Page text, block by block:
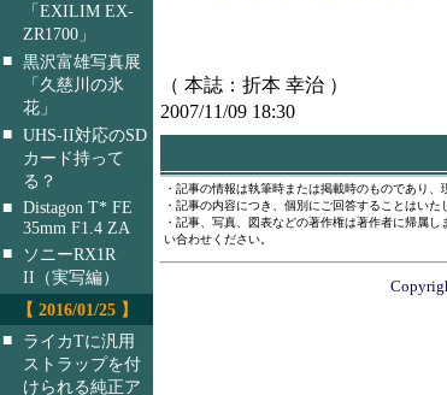
「EXILIM EX-
ZR1700」
■ 黒沢富雄写真展
「久慈川の氷
花」
■ UHS-II対応のSD
カード持って
る？
■ Distagon T* FE
35mm F1.4 ZA
■
ソニーRX1R
II（実写編）
【 2016/01/25 】
■
ライカTに汎用
ストラップを付
けられる純正ア
（ 本誌：折本 幸治 ）
2007/11/09 18:30
・記事の情報は執筆時または掲載時のものであり、
・記事の内容につき、個別にご回答することはいた
・記事、写真、図表などの著作権は著作者に帰属
い合わせください。